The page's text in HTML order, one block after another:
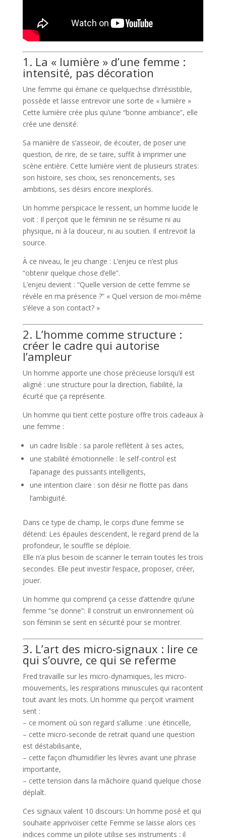
1. La « lumière » d’une femme :
intensité, pas décoration
Une femme qui émane ce quelquechse d’irrésistible,
possède et laisse entrevoir une sorte de « lumière »
Cette lumière crée plus qu’une “bonne ambiance”, elle
crée une densité.
Sa manière de s’asseoir, de écouter, de poser une
question, de rire, de se taire, suffit à imprimer une
scène entière. Cette lumière vient de plusieurs strates:
son histoire, ses choix, ses renoncements, ses
ambitions, ses désirs encore inexplorés.
Un homme perspicace le ressent, un homme lucide le
voit : Il perçoit que le féminin ne se résume ni au
physique, ni à la douceur, ni au soutien. Il entrevoit la
source.
À ce niveau, le jeu change : L’enjeu ce n’est plus
“obtenir quelque chose d’elle”.
L’enjeu devient : “Quelle version de cette femme se
révèle en ma présence ?” « Quel version de moi-même
s’éleve a son contact? »
2. L’homme comme structure :
créer le cadre qui autorise
l’ampleur
Un homme apporte une chose précieuse lorsqu’il est
aligné : une structure pour la direction, fiabilité, la
écurté que ça représente.
Un homme qui tient cette posture offre trois cadeaux à
une femme :
un cadre lisible : sa parole reflètent à ses actes,
une stabilité émotionnelle : le self-control est
l’apanage des puissants intelligents,
une intention claire : son désir ne flotte pas dans
l’ambiguïté.
Dans ce type de champ, le corps d’une femme se
détend: Les épaules descendent, le regard prend de la
profondeur, le souffle se déploie.
Elle n’a plus besoin de scanner le terrain toutes les trois
secondes. Elle peut investir l’espace, proposer, créer,
jouer.
Un homme qui comprend ça cesse d’attendre qu’une
femme “se donne”: Il construit un environnement où
son féminin se sent en sécurité pour se montrer.
3. L’art des micro-signaux : lire ce
qui s’ouvre, ce qui se referme
Fred travaille sur les micro-dynamiques, les micro-
mouvements, les respirations minuscules qui racontent
tout avant les mots. Un homme qui perçoit vraiment
sent :
– ce moment où son regard s’allume : une étincelle,
– cette micro-seconde de retrait quand une question
est déstabilisante,
– cette façon d’humidifier les lèvres avant une phrase
importante,
– cette tension dans la mâchoire quand quelque chose
déplaît.
Ces signaux valent 10 discours: Un homme posé et qui
souhaite apprivoiser cette Femme se laisse alors ces
indices comme un pilote utilise ses instruments : il